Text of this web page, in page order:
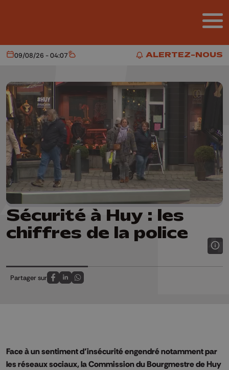
ALERTEZ-NOUS
ALERTEZ-NOUS
Aujourd'hui
09/08/26 - 04:07 Météo
Sécurité à Huy : les
chiffres de la police
Partager sur
Partagez sur FaceBook
Partagez sur LinkedIn
Partagez sur Whatsapp
Face à un sentiment d’insécurité engendré notamment par
les réseaux sociaux, la Commission du Bourgmestre de Huy